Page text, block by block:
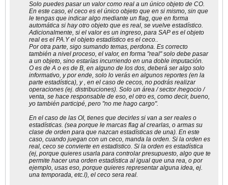
Solo puedes pasar un valor como real a un único objeto de CO.
En este caso, el ceco es el único objeto que en si mismo, sin que
le tengas que indicar algo mediante un flag, que en forma
automática si hay otro objeto que es real, se vuelve estadístico.
Adicionalmente, si el valor es un ingreso, para SAP es el objeto
real es el PA.Y el objeto estadístico es el ceco..
Por otra parte, sigo sumando temas, perdona. Es correcto
también a nivel proceso, el valor, en forma "real" solo debe pasar
a un objeto, sino estarías incurriendo en una doble imputación.
O es de A o es de B, en alguno de los dos, deberá ser algo solo
informativo, y por ende, solo lo verás en algunos reportes (en la
parte estadística), y , en el caso de cecos, no podrás realizar
operaciones (ej. distribuciones). Solo un área / sector /negocio /
venta, se hace responsable de eso, el otro es, como decir, bueno,
yo también participé, pero "no me hago cargo".
En el caso de las OI, tienes que decirles si van a ser reales o
estadísticas. (sea porque le marcas flag al crearlas, o armas su
clase de orden para que nazcan estadísticas de una). En este
caso, cuando juegan con un ceco, manda la orden. Si la orden es
real, ceco se convierte en estadistico. Si la orden es estadística
(ej, porque quieres usarla para controlar presupuesto, algo que te
permite hacer una orden estadística al igual que una rea, o por
ejemplo, usas eso, porque quieres representar alguna idea, ej.
una temporada, etc.l), el ceco sera real.